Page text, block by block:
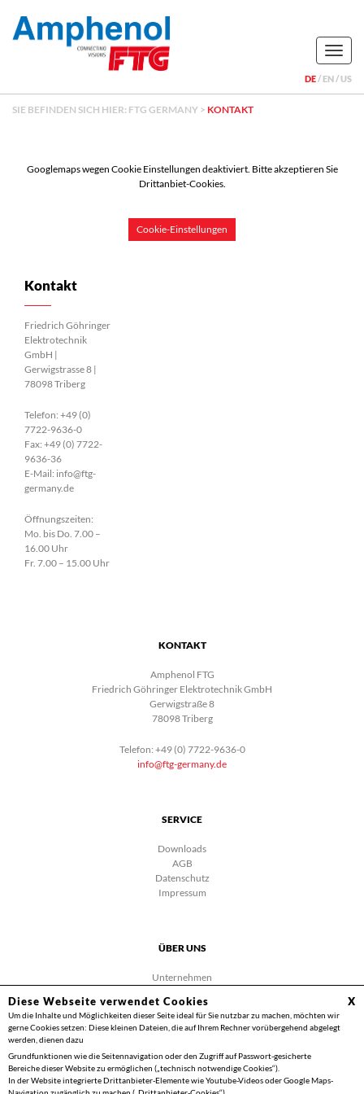
Diese Webseite verwendet Cookies X
Um die Inhalte und Möglichkeiten dieser Seite ideal für Sie nutzbar zu machen, möchten wir
gerne Cookies setzen: Diese kleinen Dateien, die auf Ihrem Rechner vorübergehend abgelegt
werden, dienen dazu
Grundfunktionen wie die Seitennavigation oder den Zugriff auf Passwort-gesicherte
Bereiche dieser Website zu ermöglichen („technisch notwendige Cookies“).
In der Website integrierte Drittanbieter-Elemente wie Youtube-Videos oder Google Maps-
DE EN US
SIE BEFINDEN SICH HIER: FTG GERMANY > KONTAKT
Googlemaps wegen Cookie Einstellungen deaktiviert. Bitte akzeptieren Sie
Drittanbiet-Cookies.
Cookie-Einstellungen
Kontakt
Friedrich Göhringer
Elektrotechnik
GmbH |
Gerwigstrasse 8 |
78098 Triberg
Telefon: +49 (0)
7722-9636-0
Fax: +49 (0) 7722-
9636-36
E-Mail: info@ftg-
germany.de
Öffnungszeiten:
Mo. bis Do. 7.00 –
16.00 Uhr
Fr. 7.00 – 15.00 Uhr
KONTAKT
Amphenol FTG
Friedrich Göhringer Elektrotechnik GmbH
Gerwigstraße 8
78098 Triberg
Telefon: +49 (0) 7722-9636-0
info@ftg-germany.de
SERVICE
Downloads
AGB
Datenschutz
Impressum
ÜBER UNS
Unternehmen
Facebook
Videos
Kontakt